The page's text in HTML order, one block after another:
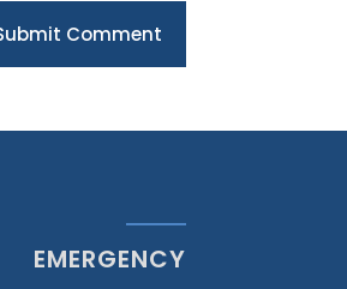
Comment
EMERGENCY